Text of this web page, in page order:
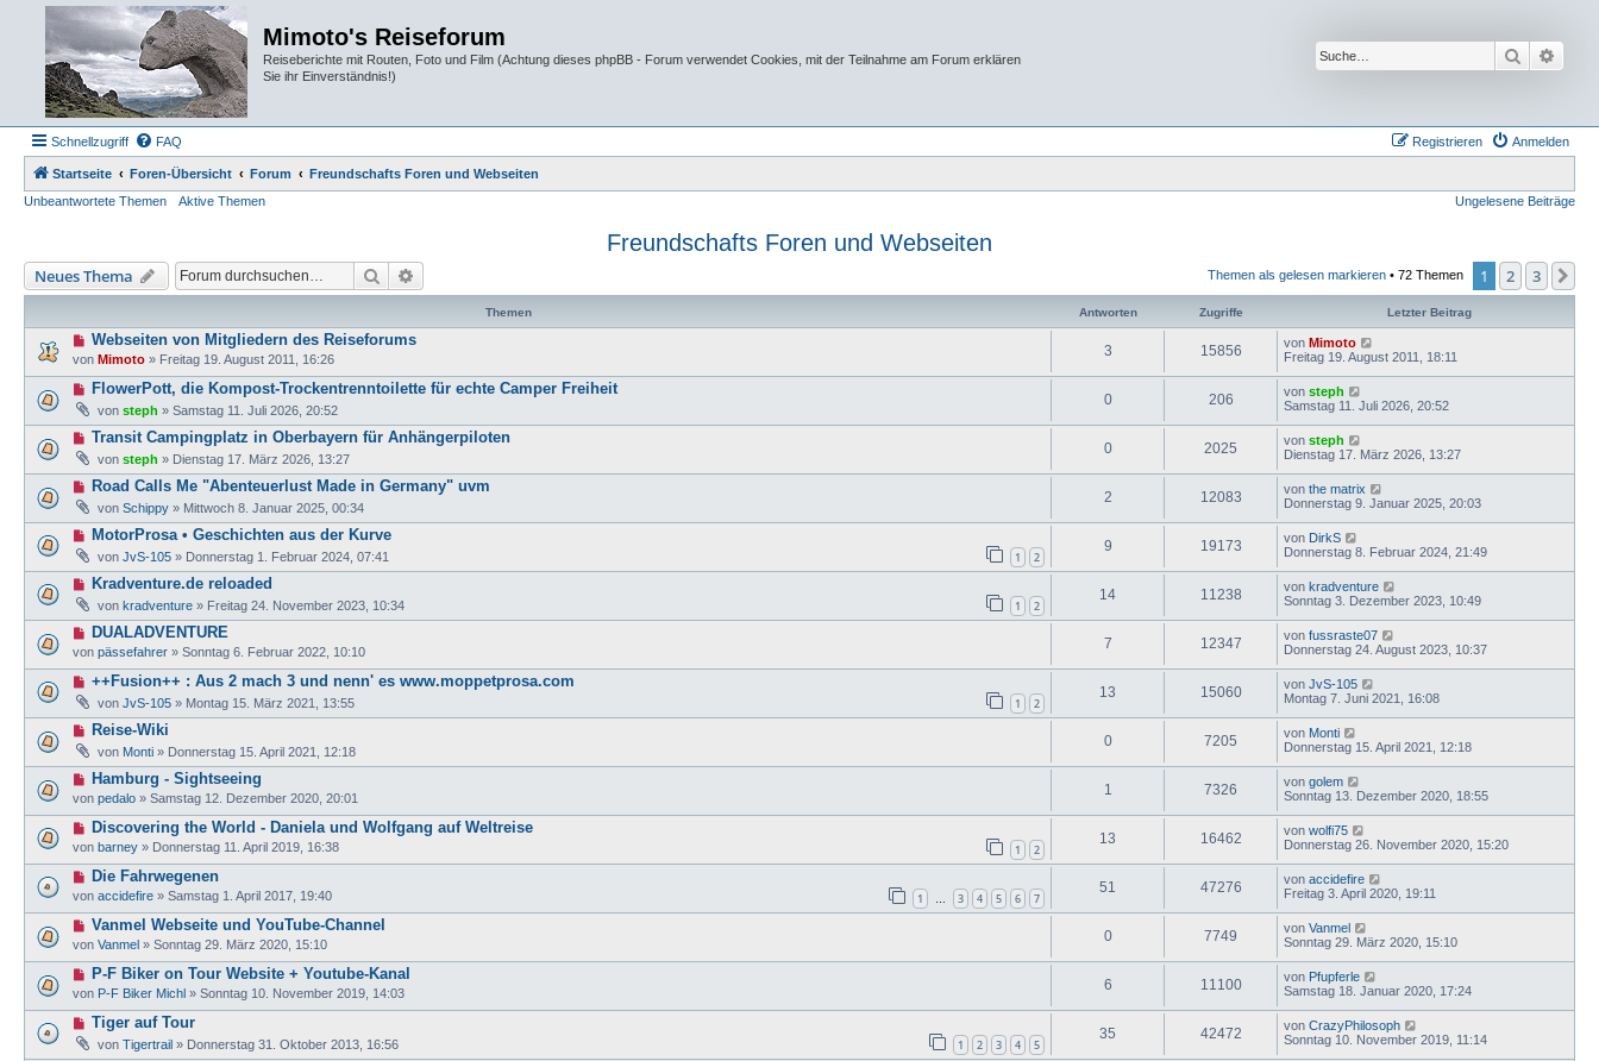
Mimoto's Reiseforum
Reiseberichte mit Routen, Foto und Film (Achtung dieses phpBB - Forum verwendet Cookies, mit der Teilnahme am Forum erklären
Sie ihr Einverständnis!)
Suche
Schnellzugriff FAQ Anmelden
Registrieren
Startseite Foren-Übersicht Forum
Freundschafts Foren und Webseiten
Unbeantwortete Themen
Aktive Themen Ungelesene Beiträge
Freundschafts Foren und Webseiten
Neues Thema Suche Themen als gelesen markieren • 72 Themen 1 2 3
Themen Antworten Zugriffe Letzter Beitrag
Webseiten von Mitgliedern des Reiseforums
von Mimoto » Freitag 19. August 2011, 16:26
3 15856 von Mimoto
Freitag 19. August 2011, 18:11
FlowerPott, die Kompost-Trockentrenntoilette für echte Camper Freiheit
von steph » Samstag 11. Juli 2026, 20:52
0 206 von steph
Samstag 11. Juli 2026, 20:52
Transit Campingplatz in Oberbayern für Anhängerpiloten
von steph » Dienstag 17. März 2026, 13:27
0 2025 von steph
Dienstag 17. März 2026, 13:27
Road Calls Me "Abenteuerlust Made in Germany" uvm
von Schippy » Mittwoch 8. Januar 2025, 00:34
2 12083 von the matrix
Donnerstag 9. Januar 2025, 20:03
MotorProsa • Geschichten aus der Kurve
von JvS-105 » Donnerstag 1. Februar 2024, 07:41 1 2
9 19173 von DirkS
Donnerstag 8. Februar 2024, 21:49
Kradventure.de reloaded
von kradventure » Freitag 24. November 2023, 10:34 1 2
14 11238 von kradventure
Sonntag 3. Dezember 2023, 10:49
DUALADVENTURE
von pässefahrer » Sonntag 6. Februar 2022, 10:10
7 12347 von fussraste07
Donnerstag 24. August 2023, 10:37
++Fusion++ : Aus 2 mach 3 und nenn' es www.moppetprosa.com
von JvS-105 » Montag 15. März 2021, 13:55 1 2
13 15060 von JvS-105
Montag 7. Juni 2021, 16:08
Reise-Wiki
von Monti » Donnerstag 15. April 2021, 12:18
0 7205 von Monti
Donnerstag 15. April 2021, 12:18
Hamburg - Sightseeing
von pedalo » Samstag 12. Dezember 2020, 20:01
1 7326 von golem
Sonntag 13. Dezember 2020, 18:55
Discovering the World - Daniela und Wolfgang auf Weltreise
von barney » Donnerstag 11. April 2019, 16:38 1 2
13 16462 von wolfi75
Donnerstag 26. November 2020, 15:20
Die Fahrwegenen
von accidefire » Samstag 1. April 2017, 19:40 1 … 3 4 5 6 7
51 47276 von accidefire
Freitag 3. April 2020, 19:11
Vanmel Webseite und YouTube-Channel
von Vanmel » Sonntag 29. März 2020, 15:10
0 7749 von Vanmel
Sonntag 29. März 2020, 15:10
P-F Biker on Tour Website + Youtube-Kanal
von P-F Biker Michl » Sonntag 10. November 2019, 14:03
6 11100 von Pfupferle
Samstag 18. Januar 2020, 17:24
Tiger auf Tour
von Tigertrail » Donnerstag 31. Oktober 2013, 16:56 1 2 3 4 5
35 42472 von CrazyPhilosoph
Sonntag 10. November 2019, 11:14